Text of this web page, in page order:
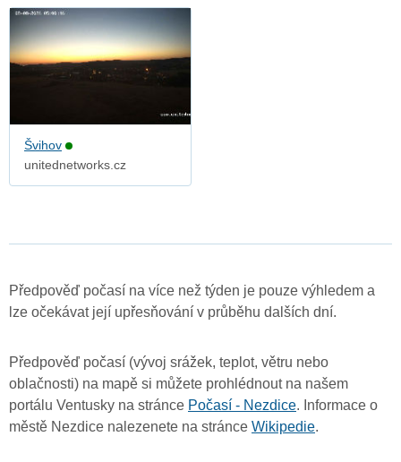
Švihov
unitednetworks.cz
Předpověď počasí na více než týden je pouze výhledem a
lze očekávat její upřesňování v průběhu dalších dní.
Předpověď počasí (vývoj srážek, teplot, větru nebo
oblačnosti) na mapě si můžete prohlédnout na našem
portálu Ventusky na stránce Počasí - Nezdice. Informace o
městě Nezdice nalezenete na stránce Wikipedie.